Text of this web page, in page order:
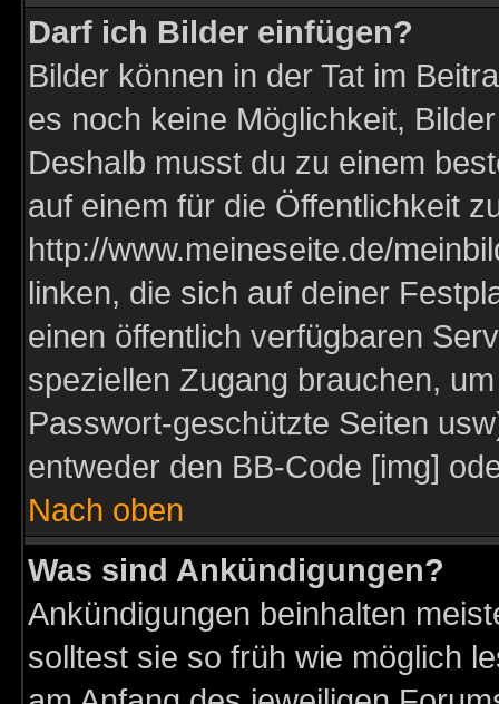
Darf ich Bilder einfügen?
Bilder können in der Tat im
es noch keine Möglichkeit,
Deshalb musst du zu einem
auf einem für die Öffentlichkeit
http://www.meineseite.de/
linken, die sich auf deiner
einen öffentlich verfügbaren
speziellen Zugang brauchen,
Passwort-geschützte Seiten
entweder den BB-Code [img]
Nach oben
Was sind Ankündigungen?
Ankündigungen beinhalten
solltest sie so früh wie möglich